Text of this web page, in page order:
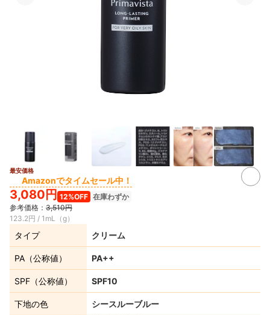
最安価格
Amazonでタイムセール中！
3,080円 12%OFF 在庫わずか
参考価格： 3,510円
123.2円 / 1mL（g）
タイプ クリーム
PA（公称値） PA++
SPF（公称値） SPF10
下地の色 シースルーブルー